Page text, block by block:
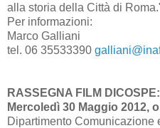
alla storia della Città di
Per informazioni:
Marco Galliani
tel. 06 35533390
RASSEGNA FILM
Mercoledì 30 Maggio 2012,
Dipartimento Comunicazione